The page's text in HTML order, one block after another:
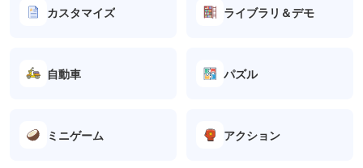
カスタマイズ ライブラリ＆デモ
自動車 パズル
ミニゲーム アクション